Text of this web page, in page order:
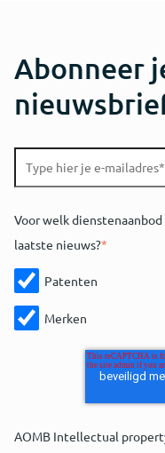
Abonneer
Voor welk
laatste nieuws?*
Patenten
Merken
AOMB Intellectual